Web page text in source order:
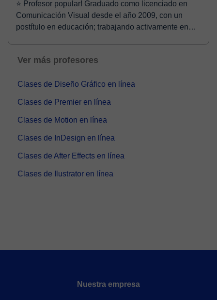
⭐ Profesor popular! Graduado como licenciado en
Comunicación Visual desde el año 2009, con un
postítulo en educación; trabajando activamente en
Ver más profesores
Clases de Diseño Gráfico en línea
Clases de Premier en línea
Clases de Motion en línea
Clases de InDesign en línea
Clases de After Effects en línea
Clases de Ilustrator en línea
Nuestra empresa